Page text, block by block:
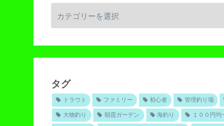
タグ
トラウト ファミリー 初心者 管理釣り場
大物釣り 朝霞ガーデン 海釣り １００円均